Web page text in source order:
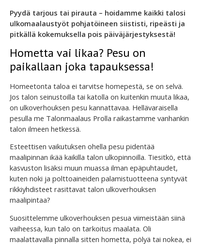
Pyydä tarjous tai pirauta – hoidamme kaikki talosi
ulkomaalaustyöt pohjatöineen siististi, ripeästi ja
pitkällä kokemuksella pois päiväjärjestyksestä!
Hometta vai likaa? Pesu on
paikallaan joka tapauksessa!
Homeetonta taloa ei tarvitse homepestä, se on selvä.
Jos talon seinustoilla tai katolla on kuitenkin muuta likaa,
on ulkoverhouksen pesu kannattavaa. Hellävaraisella
pesulla me Talonmaalaus Prolla raikastamme vanhankin
talon ilmeen hetkessä.
Esteettisen vaikutuksen ohella pesu pidentää
maalipinnan ikää kaikilla talon ulkopinnoilla. Tiesitkö, että
kasvuston lisäksi muun muassa ilman epäpuhtaudet,
kuten noki ja polttoaineiden palamistuotteena syntyvät
rikkiyhdisteet rasittavat talon ulkoverhouksen
maalipintaa?
Suosittelemme ulkoverhouksen pesua viimeistään siinä
vaiheessa, kun talo on tarkoitus maalata. Oli
maalattavalla pinnalla sitten hometta, pölyä tai nokea, ei